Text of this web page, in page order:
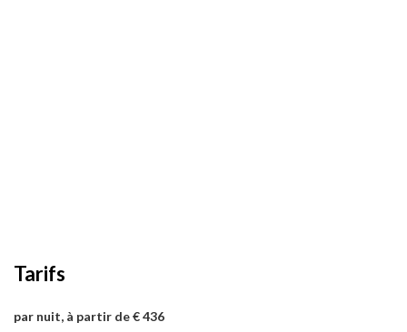
Tarifs
par nuit, à partir de € 436